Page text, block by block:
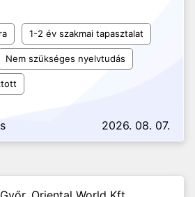
1-2 év szakmai tapasztalat
Nem szükséges nyelvtudás
2026. 08. 07.